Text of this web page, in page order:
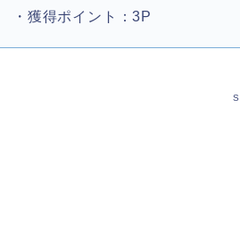
・獲得ポイント：3P